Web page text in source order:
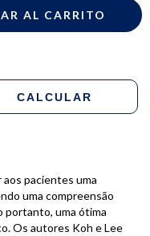
CALCULAR
pacientes uma
uma compreensão
portanto, uma ótima
Os autores Koh e Lee